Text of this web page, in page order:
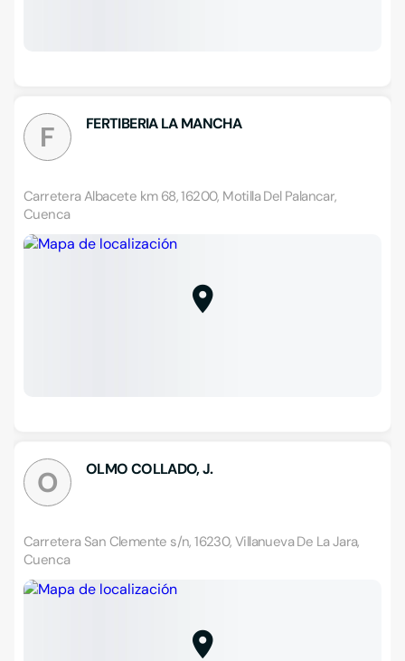
F FERTIBERIA LA MANCHA
Carretera Albacete km 68, 16200, Motilla Del Palancar,
Cuenca
O OLMO COLLADO, J.
Carretera San Clemente s/n, 16230, Villanueva De La Jara,
Cuenca